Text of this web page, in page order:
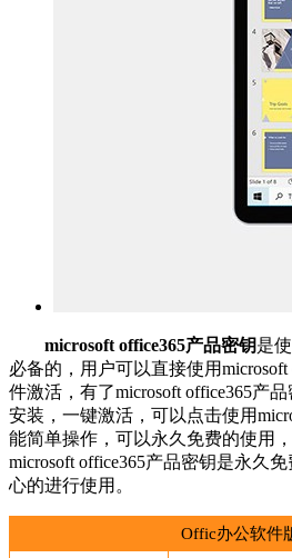
microsoft office365产品密钥是
必备的，用户可以直接使用
件激活，有了microsoft office365产
安装，一键激活，可以点击使用
能简单操作，可以永久免费的使用
microsoft office365产品密钥是永久
心的进行使用。
Offic办公软件